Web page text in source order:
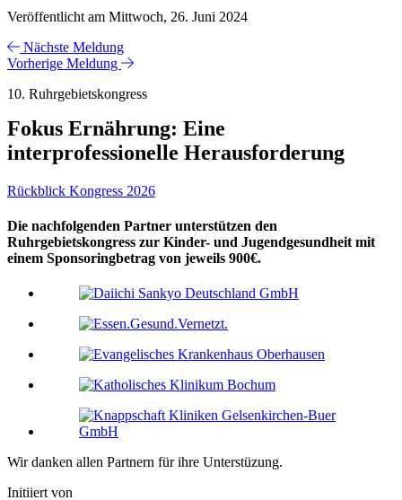
Veröffentlicht am Mittwoch, 26. Juni 2024
Nächste Meldung
Vorherige Meldung
10. Ruhrgebietskongress
Fokus Ernährung: Eine
interprofessionelle Herausforderung
Rückblick Kongress 2026
Die nachfolgenden Partner unterstützen den
Ruhrgebietskongress zur Kinder- und Jugendgesundheit mit
einem Sponsoringbetrag von jeweils 900€.
Wir danken allen Partnern für ihre Unterstüzung.
Initiiert von